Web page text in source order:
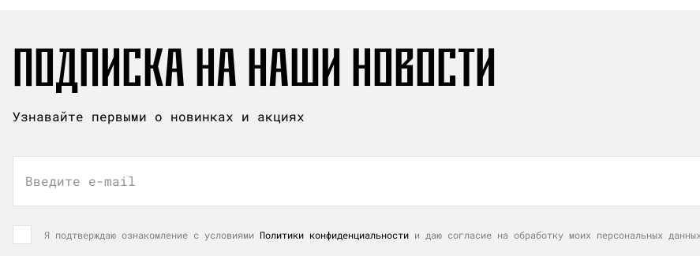
ПОДПИСКА НА НАШИ НОВОСТИ
Узнавайте первыми о новинках и акциях
Введите e-mail
Я подтверждаю ознакомление с условиями Политики конфиденциальности и даю согласие на обработку моих персональных